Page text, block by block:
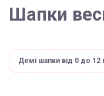
Шапки
Демі шапки від 0 до 12